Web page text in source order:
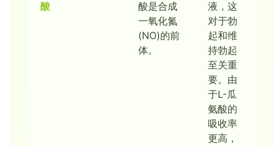
酸
酸是合成
一氧化氮
(NO)的前
体。
液，这
对于勃
起和维
持勃起
至关重
要。由
于L-瓜
氨酸的
吸收率
更高，